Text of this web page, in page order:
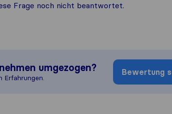
Frage noch nicht beantwortet.
umgezogen?
Erfahrungen.
Bewertung